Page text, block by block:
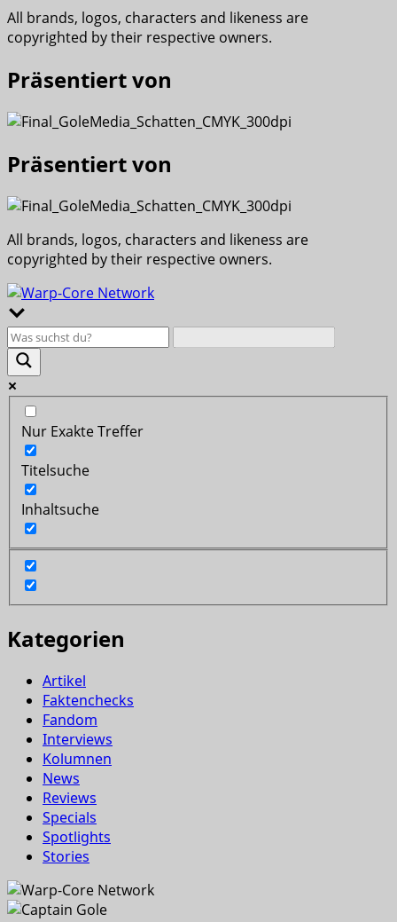
All brands, logos, characters and likeness are
copyrighted by their respective owners.
Präsentiert von
Präsentiert von
All brands, logos, characters and likeness are
copyrighted by their respective owners.
Nur Exakte Treffer
Titelsuche
Inhaltsuche
Kategorien
Artikel
Faktenchecks
Fandom
Interviews
Kolumnen
News
Reviews
Specials
Spotlights
Stories